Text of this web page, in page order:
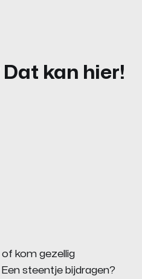
kan hier!
of kom gezellig
Een steentje bijdragen?